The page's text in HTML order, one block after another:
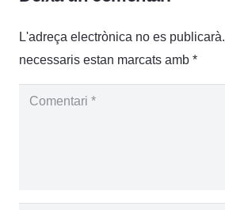
L'adreça electrònica no es publicarà.
necessaris estan marcats amb *